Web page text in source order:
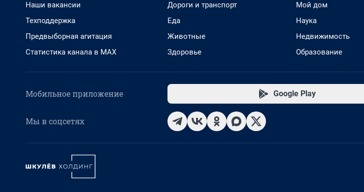
Наши вакансии
Техподдержка
Предвыборная агитация
Статистика канала в MAX
Дороги и транспорт
Еда
Животные
Здоровье
Мой дом
Наука
Недвижимость
Образование
Мобильное приложение Google Play
Мы в соцсетях